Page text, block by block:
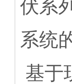
伏系
系统
基于